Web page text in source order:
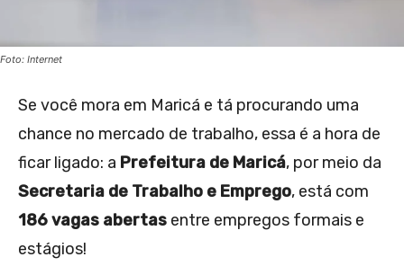
Foto: Internet
Se você mora em Maricá e tá procurando uma
chance no mercado de trabalho, essa é a hora de
ficar ligado: a Prefeitura de Maricá, por meio da
Secretaria de Trabalho e Emprego, está com
186 vagas abertas entre empregos formais e
estágios!